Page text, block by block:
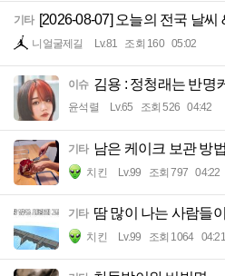
기타 [2026-08-07] 오늘의 전국 날씨
니얼굴제길 Lv.81 조회 160 05:02
이슈 김용 : 정청래는 반명
윤석렬 Lv.65 조회 526 04:42
기타 남은 케이크 보관 방법
치킨 Lv.99 조회 797 04:22
기타 땀 많이 나는 사람들
치킨 Lv.99 조회 1064 04:21